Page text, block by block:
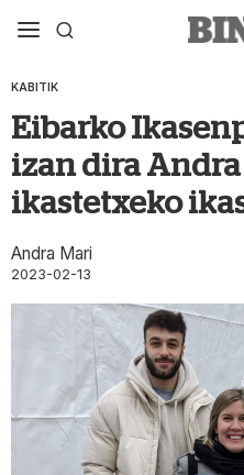
KABITIK
Eibarko
izan dira
ikastetxeko
Andra Mari
2023-02-13